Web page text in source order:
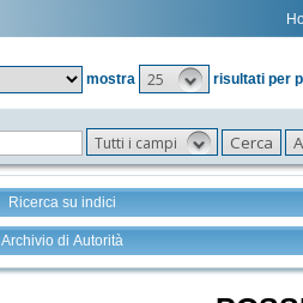
mostra
25 risultati per
Tutti i campi
Ricerca su indici
Archivio di Autorità